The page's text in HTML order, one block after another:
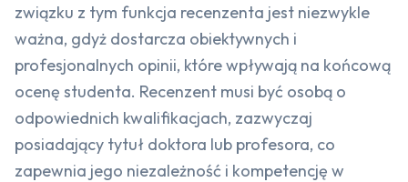
związku z tym funkcja recenzenta jest niezwykle
ważna, gdyż dostarcza obiektywnych i
profesjonalnych opinii, które wpływają na końcową
ocenę studenta. Recenzent musi być osobą o
odpowiednich kwalifikacjach, zazwyczaj
posiadający tytuł doktora lub profesora, co
zapewnia jego niezależność i kompetencję w